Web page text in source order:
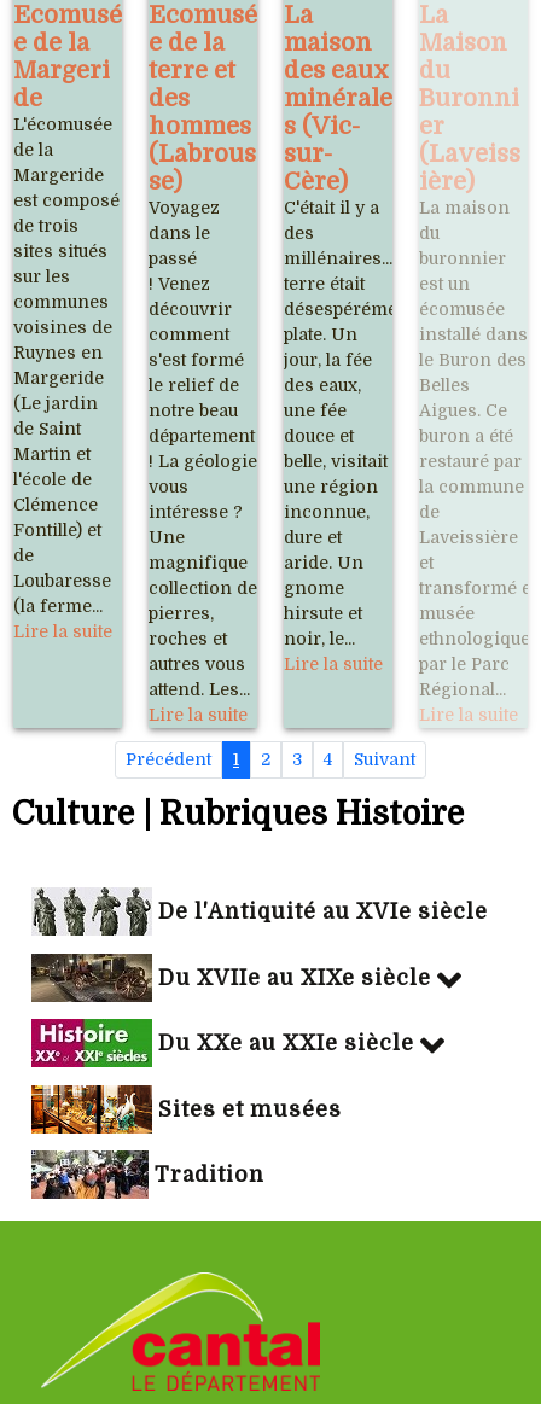
Ecomusé
e de la
Margeri
de
L'écomusée
de la
Margeride
est composé
de trois
sites situés
sur les
communes
voisines de
Ruynes en
Margeride
(Le jardin
de Saint
Martin et
l'école de
Clémence
Fontille) et
de
Loubaresse
(la ferme...
Lire la suite
Ecomusé
e de la
terre et
des
hommes
(Labrous
se)
Voyagez
dans le
passé
! Venez
découvrir
comment
s'est formé
le relief de
notre beau
département
! La géologie
vous
intéresse ?
Une
magnifique
collection de
pierres,
roches et
autres vous
attend. Les...
Lire la suite
La
maison
des eaux
minérale
s (Vic-
sur-
Cère)
C'était il y a
des
millénaires... La
terre était
désespérément
plate. Un
jour, la fée
des eaux,
une fée
douce et
belle, visitait
une région
inconnue,
dure et
aride. Un
gnome
hirsute et
noir, le...
Lire la suite
La
Maison
du
Buronni
er
(Laveiss
ière)
La maison
du
buronnier
est un
écomusée
installé dans
le Buron des
Belles
Aigues. Ce
buron a été
restauré par
la commune
de
Laveissière
et
transformé
musée
ethnologique
par le Parc
Régional...
Lire la suite
Précédent 1 2 3 4 Suivant
Culture | Rubriques Histoire
De l'Antiquité au XVIe siècle
Du XVIIe au XIXe siècle
Du XXe au XXIe siècle
Sites et musées
Tradition